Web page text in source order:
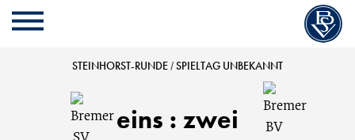
Cookie
Einstellungen
Zum
Inhalt
Cookie
Einstellungen
Kopfbereich
MENU
BremerSTEINHORST-RUNDE /SPIELTAG UNBEKANNT
eins : zwei